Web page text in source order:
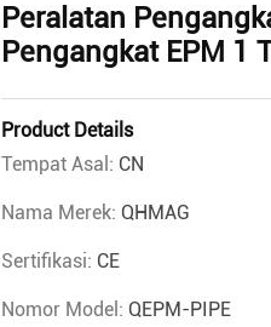
Peralatan
Pengangkat EPM 1
Product Details
Tempat Asal: CN
Nama Merek: QHMAG
Sertifikasi: CE
Nomor Model: QEPM-PIPE